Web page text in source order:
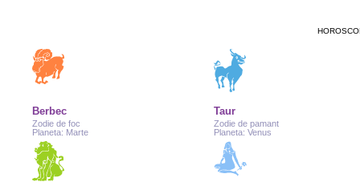
Berbec
Zodie de foc
Planeta: Marte
Taur
Zodie de pamant
Planeta: Venus